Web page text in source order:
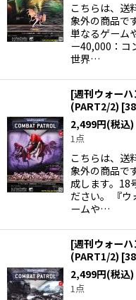
こちらは、送
象外の商品で
単なるゲーム
ー40,000：コ
世界…
[週刊ウォー
(PART2/2) [
2,499円(税込)
1点
こちらは、送
象外の商品で
成します。18
ださい。 『
ームや…
[週刊ウォー
(PART1/2) [
2,499円(税込)
1点